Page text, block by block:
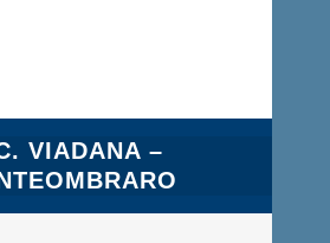
VIADANA –